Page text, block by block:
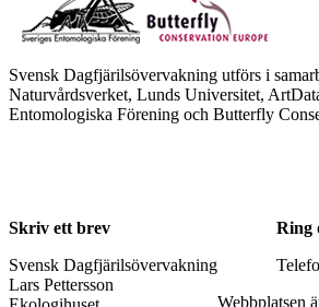
Svensk Dagfjärilsövervakning utförs i
Naturvårdsverket, Lunds Universitet,
Entomologiska Förening och Butterfly
Skriv ett brev
Svensk Dagfjärilsövervakning
Lars Pettersson
Ring
Webbplatsen